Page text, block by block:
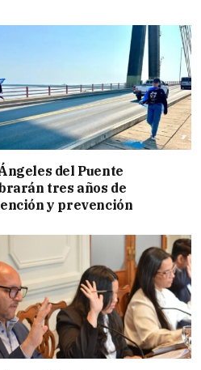
del Puente
tres años de
y prevención